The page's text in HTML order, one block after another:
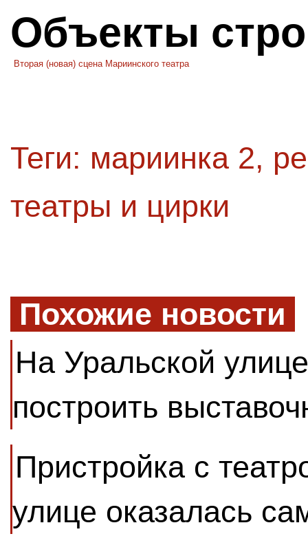
Объекты
Вторая (новая) сцена Мариинского театра
Теги: мариинка 2,
театры и цирки
Похожие новости
На Уральской
построить
Пристройка с
улице оказалась